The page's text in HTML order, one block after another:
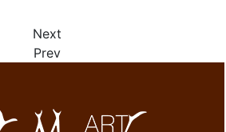
Next
Prev